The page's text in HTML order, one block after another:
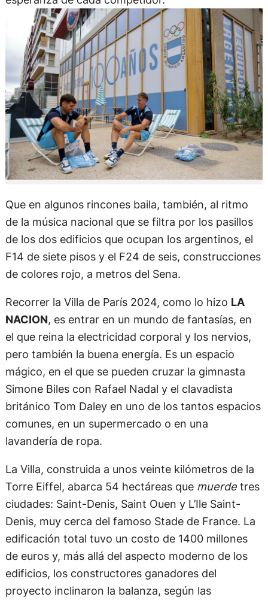
Que en algunos rincones baila, también, al ritmo
de la música nacional que se filtra por los pasillos
de los dos edificios que ocupan los argentinos, el
F14 de siete pisos y el F24 de seis, construcciones
de colores rojo, a metros del Sena.
Recorrer la Villa de París 2024, como lo hizo LA
NACION, es entrar en un mundo de fantasías, en
el que reina la electricidad corporal y los nervios,
pero también la buena energía. Es un espacio
mágico, en el que se pueden cruzar la gimnasta
Simone Biles con Rafael Nadal y el clavadista
británico Tom Daley en uno de los tantos espacios
comunes, en un supermercado o en una
lavandería de ropa.
La Villa, construida a unos veinte kilómetros de la
Torre Eiffel, abarca 54 hectáreas que muerdetres
ciudades: Saint-Denis, Saint Ouen y L’Ile Saint-
Denis, muy cerca del famoso Stade de France. La
edificación total tuvo un costo de 1400 millones
de euros y, más allá del aspecto moderno de los
edificios, los constructores ganadores del
proyecto inclinaron la balanza, según las